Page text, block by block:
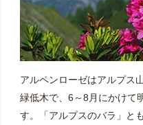
アルペンローゼはアルプス
緑低木で、6～8月にかけて
す。「アルプスのバラ」と